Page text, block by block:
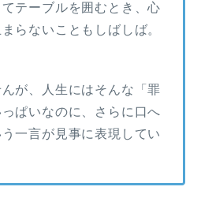
テーブルを囲むとき、心
らないこともしばしば。
が、人生にはそんな「罪
ぱいなのに、さらに口へ
一言が見事に表現してい